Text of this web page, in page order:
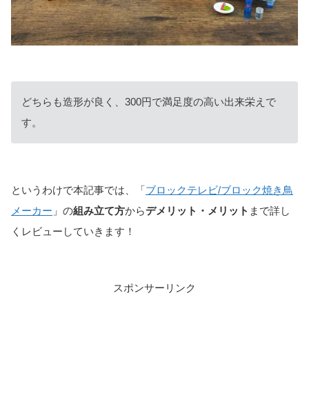
どちらも造形が良く、300円で満足度の高い出来栄えで
す。
というわけで本記事では、「ブロックテレビ/ブロック焼き鳥
メーカー 」の組み立て方からデメリット・メリット まで詳し
くレビューしていきます！
スポンサーリンク